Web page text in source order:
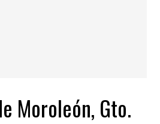
Moroleón, Gto.